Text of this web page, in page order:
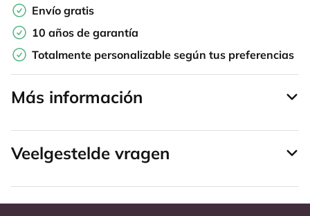
Envío gratis
10 años de garantía
Totalmente personalizable según tus preferencias
Más información
Veelgestelde vragen